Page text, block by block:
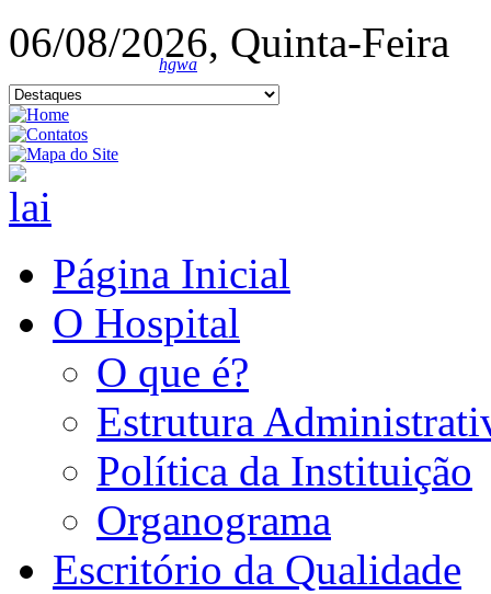
06/08/2026, Quinta-Feira
hgwa
Página Inicial
O Hospital
O que é?
Estrutura
Política da Instituição
Organograma
Escritório da Qualidade